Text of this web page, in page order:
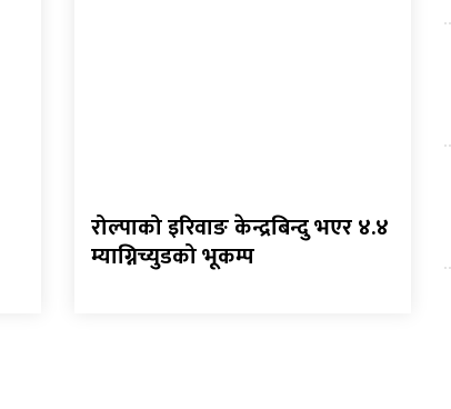
रोल्पाको इरिवाङ केन्द्रबिन्दु भएर ४.४
म्याग्निच्युडको भूकम्प